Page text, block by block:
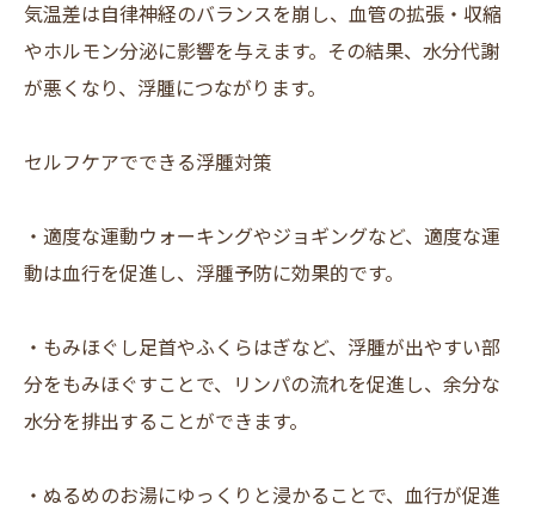
気温差は自律神経のバランスを崩し、血管の拡張・収縮
やホルモン分泌に影響を与えます。その結果、水分代謝
が悪くなり、浮腫につながります。
セルフケアでできる浮腫対策
・適度な運動ウォーキングやジョギングなど、適度な運
動は血行を促進し、浮腫予防に効果的です。
・もみほぐし足首やふくらはぎなど、浮腫が出やすい部
分をもみほぐすことで、リンパの流れを促進し、余分な
水分を排出することができます。
・ぬるめのお湯にゆっくりと浸かることで、血行が促進